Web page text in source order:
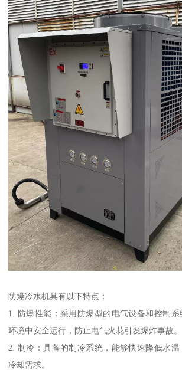
防爆冷水机具有以下特点：
1. 防爆性能：采用防爆型的电气设备和控制
环境中安全运行，防止电气火花引发爆炸事故。
2. 制冷：具备的制冷系统，能够快速降低水
冷却需求。